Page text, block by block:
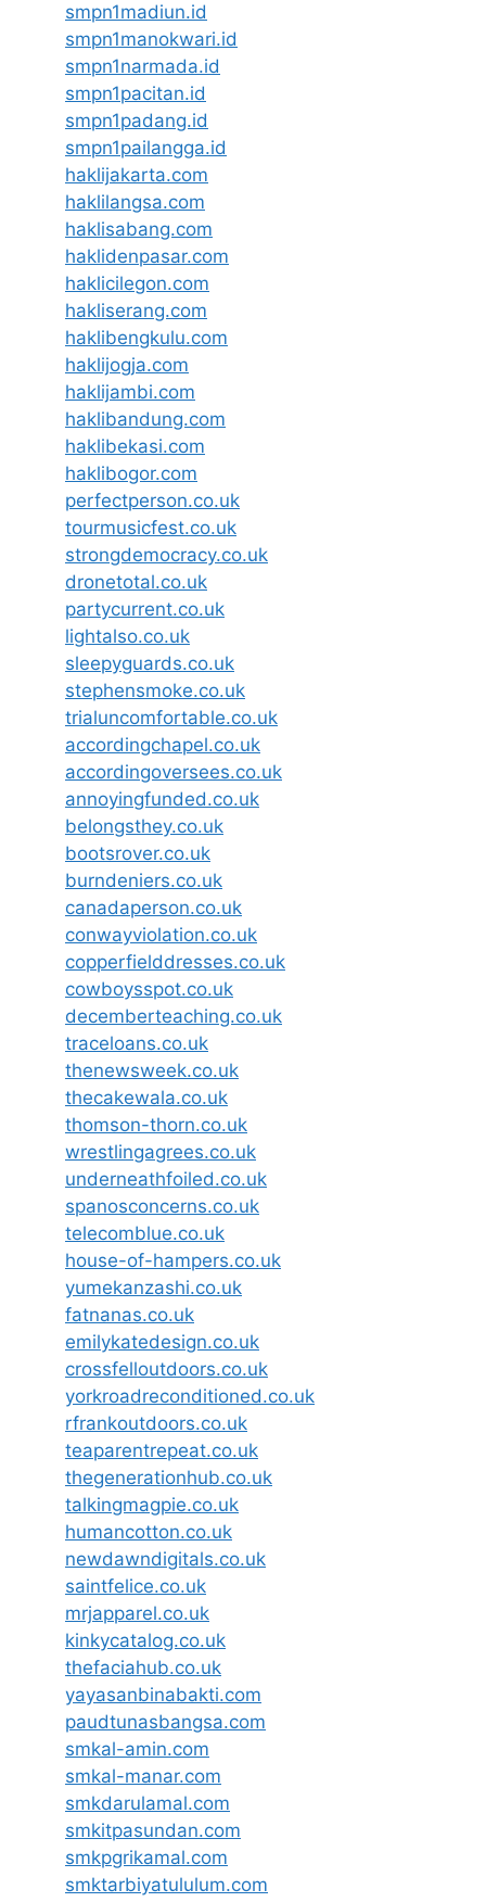
smpn1madiun.id
smpn1manokwari.id
smpn1narmada.id
smpn1pacitan.id
smpn1padang.id
smpn1pailangga.id
haklijakarta.com
haklilangsa.com
haklisabang.com
haklidenpasar.com
haklicilegon.com
hakliserang.com
haklibengkulu.com
haklijogja.com
haklijambi.com
haklibandung.com
haklibekasi.com
haklibogor.com
perfectperson.co.uk
tourmusicfest.co.uk
strongdemocracy.co.uk
dronetotal.co.uk
partycurrent.co.uk
lightalso.co.uk
sleepyguards.co.uk
stephensmoke.co.uk
trialuncomfortable.co.uk
accordingchapel.co.uk
accordingoversees.co.uk
annoyingfunded.co.uk
belongsthey.co.uk
bootsrover.co.uk
burndeniers.co.uk
canadaperson.co.uk
conwayviolation.co.uk
copperfielddresses.co.uk
cowboysspot.co.uk
decemberteaching.co.uk
traceloans.co.uk
thenewsweek.co.uk
thecakewala.co.uk
thomson-thorn.co.uk
wrestlingagrees.co.uk
underneathfoiled.co.uk
spanosconcerns.co.uk
telecomblue.co.uk
house-of-hampers.co.uk
yumekanzashi.co.uk
fatnanas.co.uk
emilykatedesign.co.uk
crossfelloutdoors.co.uk
yorkroadreconditioned.co.uk
rfrankoutdoors.co.uk
teaparentrepeat.co.uk
thegenerationhub.co.uk
talkingmagpie.co.uk
humancotton.co.uk
newdawndigitals.co.uk
saintfelice.co.uk
mrjapparel.co.uk
kinkycatalog.co.uk
thefaciahub.co.uk
yayasanbinabakti.com
paudtunasbangsa.com
smkal-amin.com
smkal-manar.com
smkdarulamal.com
smkitpasundan.com
smkpgrikamal.com
smktarbiyatululum.com